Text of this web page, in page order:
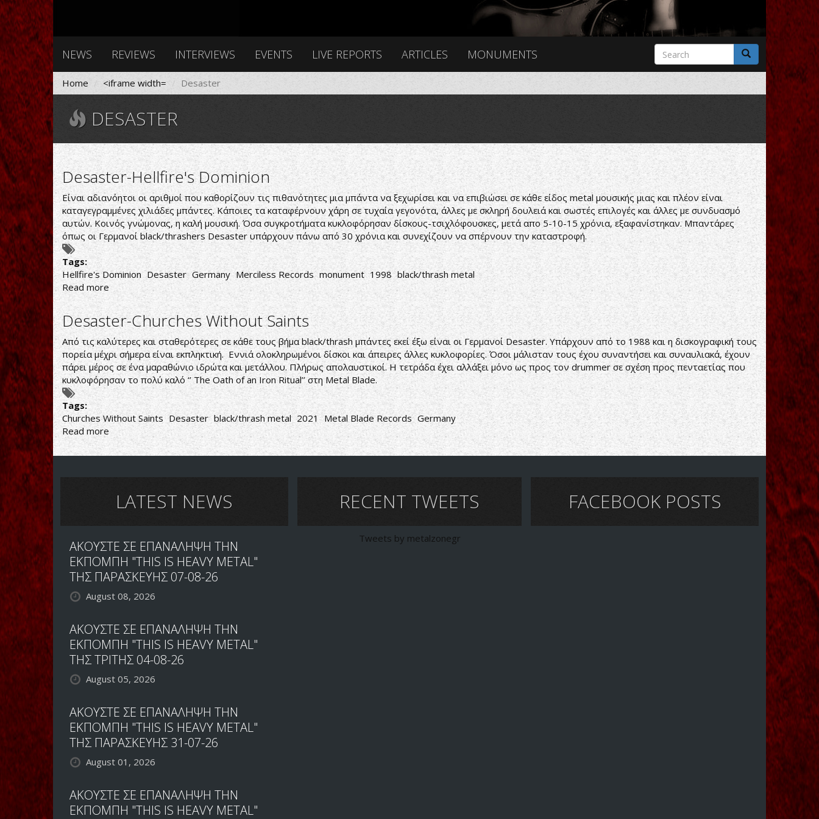
NEWS REVIEWS INTERVIEWS EVENTS LIVE REPORTS ARTICLES MONUMENTS
Search
form
Search
Home <iframe width= Desaster
DESASTER
Desaster-Hellfire's Dominion
Είναι αδιανόητοι οι αριθμοί που καθορίζουν τις πιθανότητες μια μπάντα να ξεχωρίσει και να επιβιώσει σε κάθε είδος metal μουσικής μιας και πλέον είναι
καταγεγραμμένες χιλιάδες μπάντες. Κάποιες τα καταφέρνουν χάρη σε τυχαία γεγονότα, άλλες με σκληρή δουλειά και σωστές επιλογές και άλλες με συνδυασμό
αυτών. Κοινός γνώμονας, η καλή μουσική. Όσα συγκροτήματα κυκλοφόρησαν δίσκους-τσιχλόφουσκες, μετά απο 5-10-15 χρόνια, εξαφανίστηκαν. Μπαντάρες
όπως οι Γερμανοί black/thrashers Desaster υπάρχουν πάνω από 30 χρόνια και συνεχίζουν να σπέρνουν την καταστροφή.
Tags:
Hellfire's Dominion Desaster Germany Merciless Records monument 1998 black/thrash metal
Read more about
Desaster-
Hellfire's
Dominion
Desaster-Churches Without Saints
Από τις καλύτερες και σταθερότερες σε κάθε τους βήμα black/thrash μπάντες εκεί έξω είναι οι Γερμανοί Desaster. Υπάρχουν από το 1988 και η δισκογραφική τους
πορεία μέχρι σήμερα είναι εκπληκτική. Εννιά ολοκληρωμένοι δίσκοι και άπειρες άλλες κυκλοφορίες. Όσοι μάλισταν τους έχου συναντήσει και συναυλιακά, έχουν
πάρει μέρος σε ένα μαραθώνιο ιδρώτα και μετάλλου. Πλήρως απολαυστικοί. Η τετράδα έχει αλλάξει μόνο ως προς τον drummer σε σχέση προς πενταετίας που
κυκλοφόρησαν το πολύ καλό ‘’ The Oath of an Iron Ritual’’ στη Metal Blade.
Tags:
Churches Without Saints Desaster black/thrash metal 2021 Metal Blade Records Germany
Read moreabout
Desaster-
Churches
LATEST NEWS
ΑΚΟΥΣΤΕ ΣΕ ΕΠΑΝΑΛΗΨΗ ΤΗΝ
ΕΚΠΟΜΠΗ "THIS IS HEAVY METAL"
ΤΗΣ ΠΑΡΑΣΚΕΥΗΣ 07-08-26
August 08, 2026
ΑΚΟΥΣΤΕ ΣΕ ΕΠΑΝΑΛΗΨΗ ΤΗΝ
ΕΚΠΟΜΠΗ "THIS IS HEAVY METAL"
ΤΗΣ ΤΡΙΤΗΣ 04-08-26
August 05, 2026
ΑΚΟΥΣΤΕ ΣΕ ΕΠΑΝΑΛΗΨΗ ΤΗΝ
ΕΚΠΟΜΠΗ "THIS IS HEAVY METAL"
ΤΗΣ ΠΑΡΑΣΚΕΥΗΣ 31-07-26
August 01, 2026
ΑΚΟΥΣΤΕ ΣΕ ΕΠΑΝΑΛΗΨΗ ΤΗΝ
ΕΚΠΟΜΠΗ "THIS IS HEAVY METAL"
RECENT TWEETS
Tweets by metalzonegr
FACEBOOK POSTS